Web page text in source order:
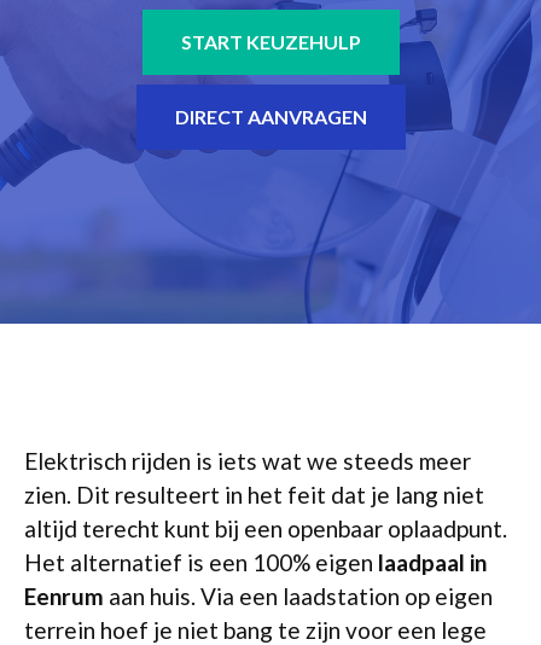
START KEUZEHULP
DIRECT AANVRAGEN
Elektrisch rijden is iets wat we steeds meer
zien. Dit resulteert in het feit dat je lang niet
altijd terecht kunt bij een openbaar oplaadpunt.
Het alternatief is een 100% eigen laadpaal in
Eenrum aan huis. Via een laadstation op eigen
terrein hoef je niet bang te zijn voor een lege